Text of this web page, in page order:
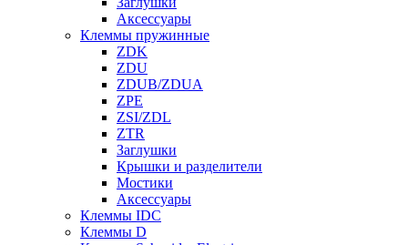
Аксессуары
Клеммы пружинные
ZDK
ZDU
ZDUB/ZDUA
ZPE
ZSI/ZDL
ZTR
Заглушки
Крышки и разделители
Мостики
Аксессуары
Клеммы IDC
Клеммы D